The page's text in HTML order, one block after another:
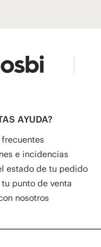
AYUDA?
e incidencias
estado de tu pedido
tu punto de venta
nosotros